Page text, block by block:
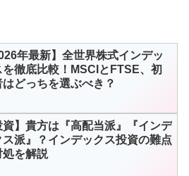
年最新】全世界株式インデッ
を徹底比較！MSCIとFTSE、初
はどっちを選ぶべき？
資】貴方は『高配当派』『インデ
ス派』？インデックス投資の難点
処を解説